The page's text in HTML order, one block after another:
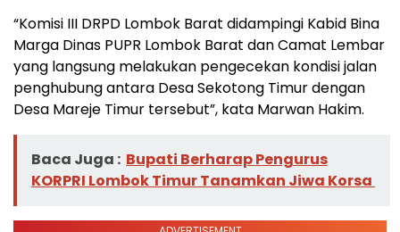
“Komisi III DRPD Lombok Barat didampingi Kabid Bina
Marga Dinas PUPR Lombok Barat dan Camat Lembar
yang langsung melakukan pengecekan kondisi jalan
penghubung antara Desa Sekotong Timur dengan
Desa Mareje Timur tersebut”, kata Marwan Hakim.
Baca Juga : Bupati Berharap Pengurus
KORPRI Lombok Timur Tanamkan Jiwa Korsa